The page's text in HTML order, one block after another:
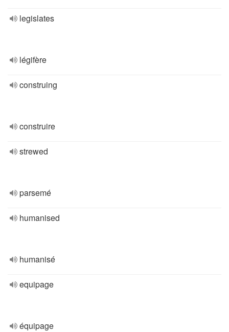
legislates
légifère
construing
construire
strewed
parsemé
humanised
humanisé
equipage
équipage